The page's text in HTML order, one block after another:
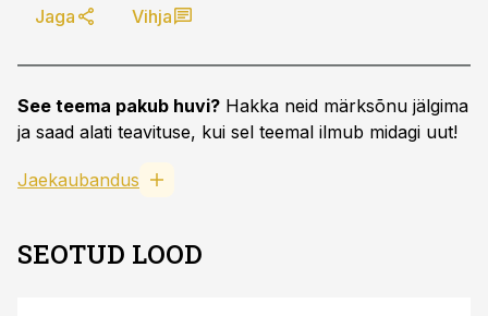
Jaga Vihja
See teema pakub huvi? Hakka neid märksõnu jälgima
ja saad alati teavituse, kui sel teemal ilmub midagi uut!
Jaekaubandus
SEOTUD LOOD